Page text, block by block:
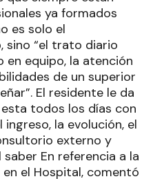
ya formados
es solo el
sino “el trato diario
en equipo, la atención
de un superior
El residente le da
todos los días con
la evolución, el
externo y
En referencia a la
el Hospital, comentó